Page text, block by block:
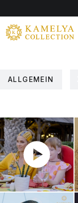
ALLGEMEIN